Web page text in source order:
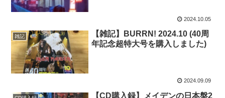
2024.10.05
雑記
【雑記】BURRN! 2024.10 (40周
年記念超特大号を購入しました)
2024.09.09
【CD購入録】メイデンの日本盤2